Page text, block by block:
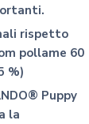
rispetto
pollame 60
%)
Puppy
la